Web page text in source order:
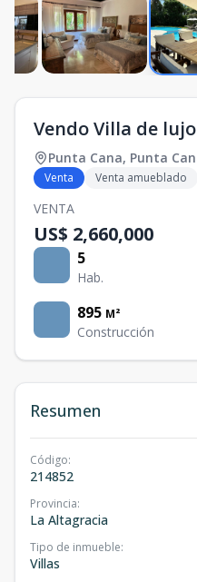
Vendo Villa de
Punta Cana, Punta
Venta Venta amueblado
VENTA
US$ 2,660,000
5
Hab.
895 M²
Construcción
Resumen
Código:
214852
Provincia:
La Altagracia
Tipo de inmueble:
Villas